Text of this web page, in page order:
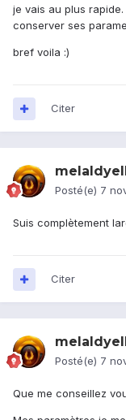
je vais au plus
conserver ses
bref voila :)
Citer
melaldyell
Posté(e) 7
Suis complètement
Citer
melaldyell
Posté(e) 7
Que me conseillez